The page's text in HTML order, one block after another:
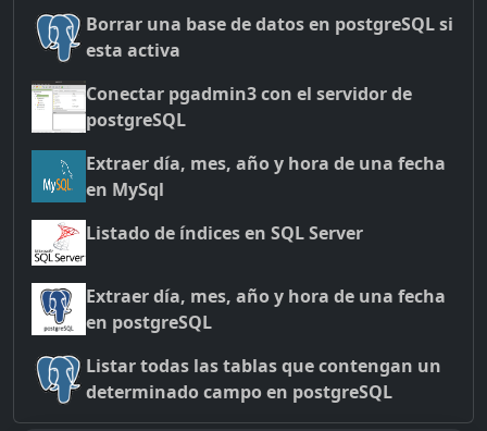
Borrar una base de datos en postgreSQL si
esta activa
Conectar pgadmin3 con el servidor de
postgreSQL
Extraer día, mes, año y hora de una fecha
en MySql
Listado de índices en SQL Server
Extraer día, mes, año y hora de una fecha
en postgreSQL
Listar todas las tablas que contengan un
determinado campo en postgreSQL